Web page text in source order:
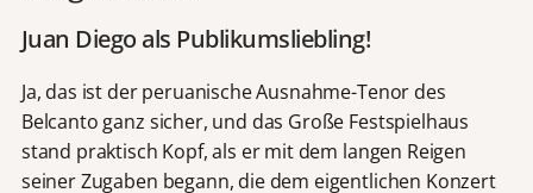
Juan Diego als Publikumsliebling!
Ja, das ist der peruanische Ausnahme-Tenor des
Belcanto ganz sicher, und das Große Festspielhaus
stand praktisch Kopf, als er mit dem langen Reigen
seiner Zugaben begann, die dem eigentlichen Konzert